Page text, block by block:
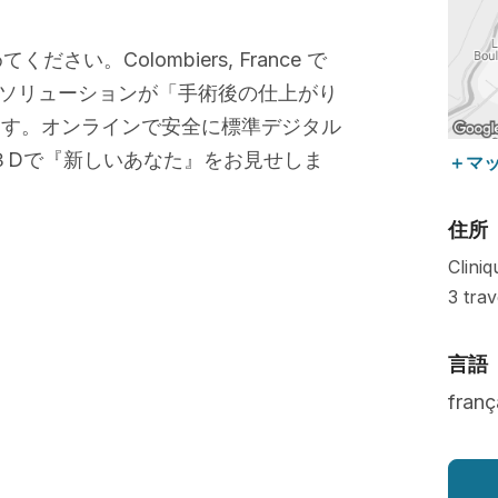
ください。Colombiers, France で
リューションが「手術後の仕上がり
。オンラインで安全に標準デジタル
で『新しいあなた』をお見せしま
＋マ
住所
3
言語